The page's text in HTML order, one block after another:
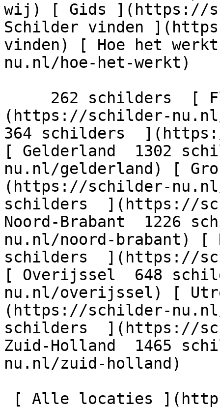
wij) [ Gids ](https://
Schilder vinden
vinden) [ Hoe het
nu.nl/hoe-het-werkt)
(https://schilder-
364 schilders
[ Gelderland  1302
nu.nl/gelderland) [
(https://schilder-
schilders  ](https://
Noord-Brabant  1226
nu.nl/noord-brabant) [
schilders  ](https://
[ Overijssel  648
nu.nl/overijssel) [
(https://schilder-
schilders  ](https://
Zuid-Holland  1465
nu.nl/zuid-holland)